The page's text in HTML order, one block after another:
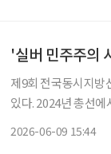
'실버 민주주의
제9회 전국동시지방
있다. 2024년 총선
2026-06-09 15:44